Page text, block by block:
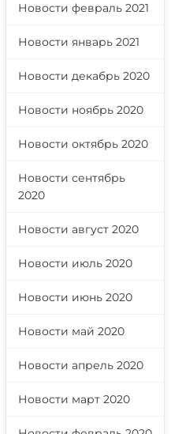
Новости февраль 2021
Новости январь 2021
Новости декабрь 2020
Новости ноябрь 2020
Новости октябрь 2020
Новости сентябрь
2020
Новости август 2020
Новости июль 2020
Новости июнь 2020
Новости май 2020
Новости апрель 2020
Новости март 2020